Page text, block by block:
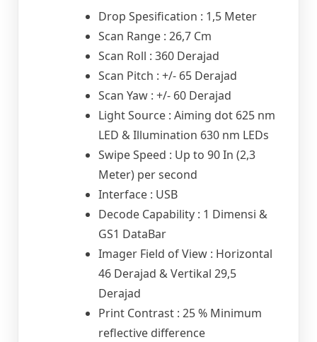
Drop Spesification : 1,5 Meter
Scan Range : 26,7 Cm
Scan Roll : 360 Derajad
Scan Pitch : +/- 65 Derajad
Scan Yaw : +/- 60 Derajad
Light Source : Aiming dot 625 nm
LED & Illumination 630 nm LEDs
Swipe Speed : Up to 90 In (2,3
Meter) per second
Interface : USB
Decode Capability : 1 Dimensi &
GS1 DataBar
Imager Field of View : Horizontal
46 Derajad & Vertikal 29,5
Derajad
Print Contrast : 25 % Minimum
reflective difference